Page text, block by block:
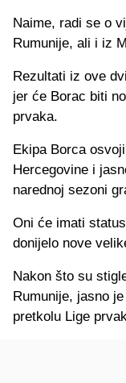
Naime, radi se o
Rumunije, ali i iz
Rezultati iz ove
jer će Borac biti
prvaka.
Ekipa Borca
Hercegovine i
narednoj sezoni
Oni će imati
donijelo nove
Nakon što su
Rumunije, jasno
pretkolu Lige